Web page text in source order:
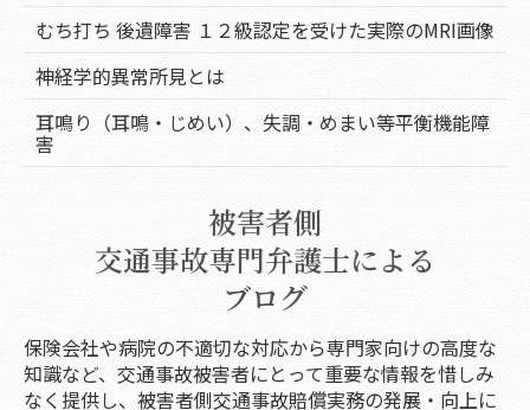
むち打ち 後遺障害 １２級認定を受けた実際のMRI画像
神経学的異常所見とは
耳鳴り（耳鳴・じめい）、失調・めまい等平衡機能障
害
被害者側
交通事故専門弁護士による
ブログ
保険会社や病院の不適切な対応から専門家向けの高度な
知識など、交通事故被害者にとって重要な情報を惜しみ
なく提供し、被害者側交通事故賠償実務の発展・向上に